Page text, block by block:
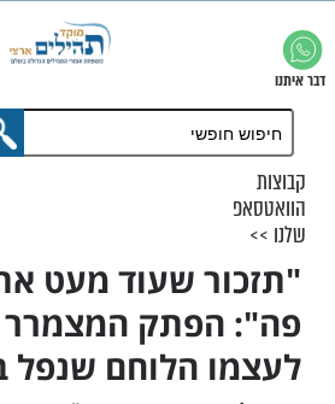
שעוד מעט אתה